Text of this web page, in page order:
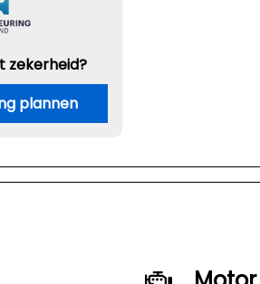
zekerheid?
plannen